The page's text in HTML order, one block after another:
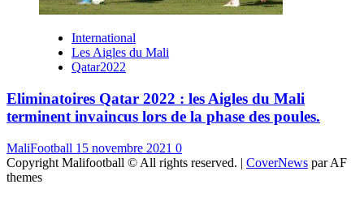
International
Les Aigles du Mali
Qatar2022
Eliminatoires Qatar 2022 : les Aigles du Mali
terminent invaincus lors de la phase des poules.
MaliFootball 15 novembre 2021 0
Copyright Malifootball © All rights reserved. | CoverNews par AF
themes